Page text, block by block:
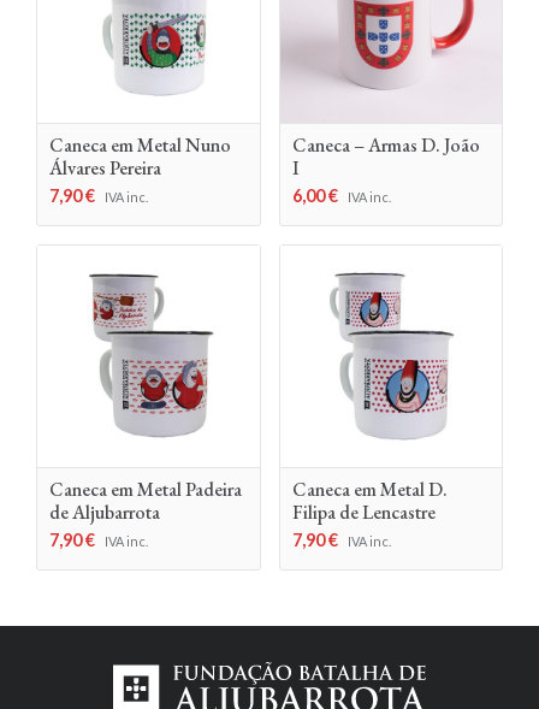
Caneca em Metal Nuno
Álvares Pereira
7,90€ IVA inc.
Caneca – Armas D. João
I
6,00€ IVA inc.
Caneca em Metal Padeira
de Aljubarrota
7,90€ IVA inc.
Caneca em Metal D.
Filipa de Lencastre
7,90€ IVA inc.